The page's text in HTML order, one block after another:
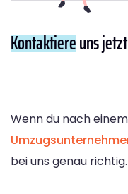
Kontaktiereuns
Wenn du nach
bei uns genau richtig.